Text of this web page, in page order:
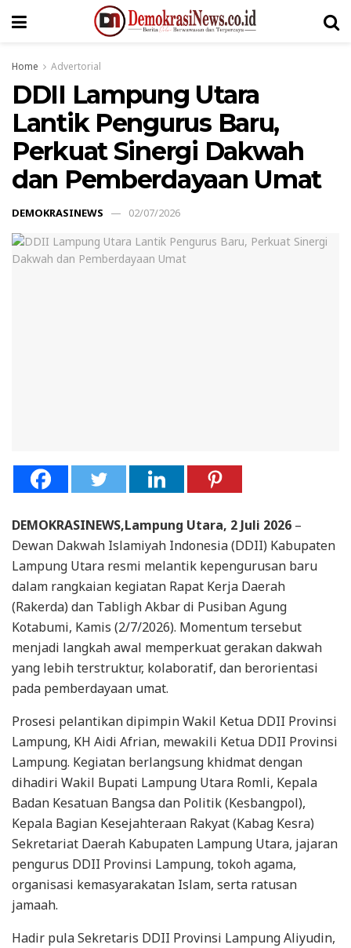
Home Advertorial
DDII Lampung Utara
Lantik Pengurus Baru,
Perkuat Sinergi Dakwah
dan Pemberdayaan Umat
DEMOKRASINEWS 02/07/2026
DEMOKRASINEWS,Lampung Utara, 2 Juli 2026 –
Dewan Dakwah Islamiyah Indonesia (DDII) Kabupaten
Lampung Utara resmi melantik kepengurusan baru
dalam rangkaian kegiatan Rapat Kerja Daerah
(Rakerda) dan Tabligh Akbar di Pusiban Agung
Kotabumi, Kamis (2/7/2026). Momentum tersebut
menjadi langkah awal memperkuat gerakan dakwah
yang lebih terstruktur, kolaboratif, dan berorientasi
pada pemberdayaan umat.
Prosesi pelantikan dipimpin Wakil Ketua DDII Provinsi
Lampung, KH Aidi Afrian, mewakili Ketua DDII Provinsi
Lampung. Kegiatan berlangsung khidmat dengan
dihadiri Wakil Bupati Lampung Utara Romli, Kepala
Badan Kesatuan Bangsa dan Politik (Kesbangpol),
Kepala Bagian Kesejahteraan Rakyat (Kabag Kesra)
Sekretariat Daerah Kabupaten Lampung Utara, jajaran
pengurus DDII Provinsi Lampung, tokoh agama,
organisasi kemasyarakatan Islam, serta ratusan
jamaah.
Hadir pula Sekretaris DDII Provinsi Lampung Aliyudin,